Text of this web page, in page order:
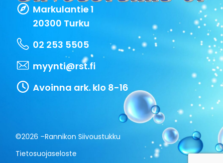
Markulantie 1
20300 Turku
02 253 5505
myynti@rst.fi
Avoinna ark. klo 8-16
©2026 –Rannikon Siivoustukku
Tietosuojaseloste